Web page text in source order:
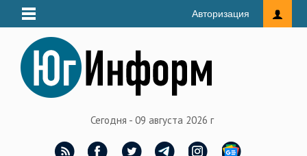
Авторизация
Сегодня - 09 августа 2026 г